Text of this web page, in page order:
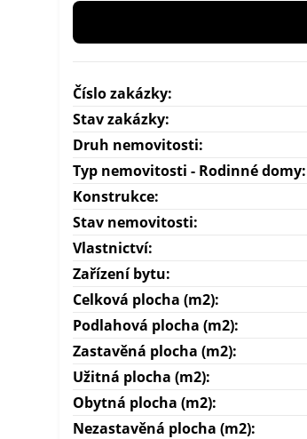
Číslo zakázky:
Stav zakázky:
Druh nemovitosti:
Typ nemovitosti - Rodinné domy:
Konstrukce:
Stav nemovitosti:
Vlastnictví:
Zařízení bytu:
Celková plocha (m2):
Podlahová plocha (m2):
Zastavěná plocha (m2):
Užitná plocha (m2):
Obytná plocha (m2):
Nezastavěná plocha (m2):